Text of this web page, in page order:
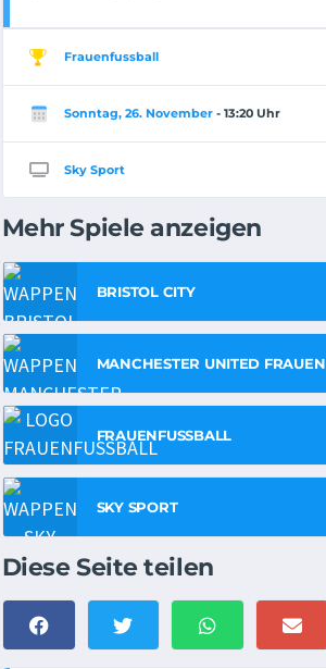
Frauenfussball
Sonntag, 26. November- 13:20 Uhr
Sky Sport
Mehr Spiele anzeigen
BRISTOL CITY
MANCHESTER UNITED FRAUEN
FRAUENFUSSBALL
SKY SPORT
Diese Seite teilen